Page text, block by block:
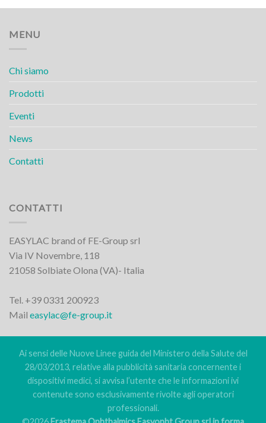
MENU
Chi siamo
Prodotti
Eventi
News
Contatti
CONTATTI
EASYLAC brand of FE-Group srl
Via IV Novembre, 118
21058 Solbiate Olona (VA)- Italia
Tel. +39 0331 200923
Mail easylac@fe-group.it
Ai sensi delle Nuove Linee guida del Ministero della Salute del
28/03/2013, relative alla pubblicità sanitaria concernente i
dispositivi medici, si avvisa l’utente che le informazioni ivi
contenute sono esclusivamente rivolte agli operatori
professionali.